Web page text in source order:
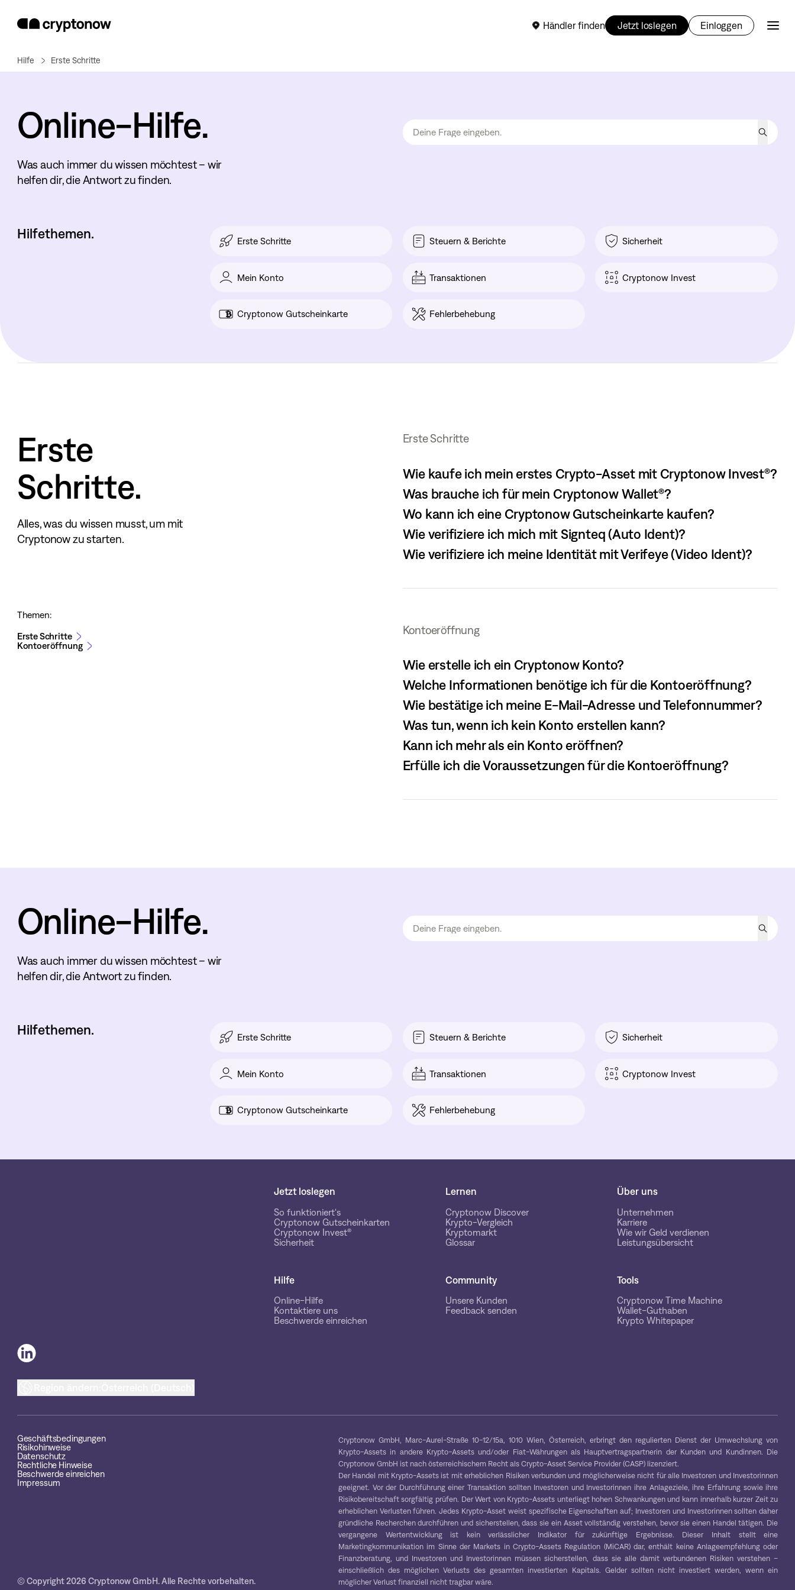
Händler finden Jetzt loslegen Einloggen
Hilfe Erste Schritte
Online-Hilfe.
Was auch immer du wissen möchtest – wir
helfen dir, die Antwort zu finden.
Hilfethemen. Erste Schritte Steuern & Berichte Sicherheit
Mein Konto Transaktionen Cryptonow Invest
Cryptonow Gutscheinkarte Fehlerbehebung
Erste
Schritte.
Alles, was du wissen musst, um mit
Cryptonow zu starten.
Themen:
Erste Schritte
Kontoeröffnung
Erste Schritte
Wie kaufe ich mein erstes Crypto-Asset mit Cryptonow Invest®?
Was brauche ich für mein Cryptonow Wallet®?
Wo kann ich eine Cryptonow Gutscheinkarte kaufen?
Wie verifiziere ich mich mit Signteq (Auto Ident)?
Wie verifiziere ich meine Identität mit Verifeye (Video Ident)?
Kontoeröffnung
Wie erstelle ich ein Cryptonow Konto?
Welche Informationen benötige ich für die Kontoeröffnung?
Wie bestätige ich meine E-Mail-Adresse und Telefonnummer?
Was tun, wenn ich kein Konto erstellen kann?
Kann ich mehr als ein Konto eröffnen?
Erfülle ich die Voraussetzungen für die Kontoeröffnung?
Online-Hilfe.
Was auch immer du wissen möchtest – wir
helfen dir, die Antwort zu finden.
Hilfethemen. Erste Schritte Steuern & Berichte Sicherheit
Mein Konto Transaktionen Cryptonow Invest
Cryptonow Gutscheinkarte Fehlerbehebung
Jetzt loslegen
So funktioniert's
Cryptonow Gutscheinkarten
Cryptonow Invest®
Sicherheit
Lernen
Cryptonow Discover
Krypto-Vergleich
Kryptomarkt
Glossar
Über uns
Unternehmen
Karriere
Wie wir Geld verdienen
Leistungsübersicht
Hilfe
Online-Hilfe
Kontaktiere uns
Beschwerde einreichen
Community
Unsere Kunden
Feedback senden
Tools
Cryptonow Time Machine
Wallet-Guthaben
Krypto Whitepaper
Geschäftsbedingungen
Risikohinweise
Datenschutz
Rechtliche Hinweise
Beschwerde einreichen
Impressum
© Copyright 2026 Cryptonow GmbH. Alle Rechte vorbehalten.
Cryptonow GmbH, Marc-Aurel-Straße 10-12/15a, 1010 Wien, Österreich, erbringt den regulierten Dienst der Umwechslung von
Krypto-Assets in andere Krypto-Assets und/oder Fiat-Währungen als Hauptvertragspartnerin der Kunden und Kundinnen. Die
Cryptonow GmbH ist nach österreichischem Recht als Crypto-Asset Service Provider (CASP) lizenziert.
Der Handel mit Krypto-Assets ist mit erheblichen Risiken verbunden und möglicherweise nicht für alle Investoren und Investorinnen
geeignet. Vor der Durchführung einer Transaktion sollten Investoren und Investorinnen ihre Anlageziele, ihre Erfahrung sowie ihre
Risikobereitschaft sorgfältig prüfen. Der Wert von Krypto-Assets unterliegt hohen Schwankungen und kann innerhalb kurzer Zeit zu
erheblichen Verlusten führen. Jedes Krypto-Asset weist spezifische Eigenschaften auf; Investoren und Investorinnen sollten daher
gründliche Recherchen durchführen und sicherstellen, dass sie ein Asset vollständig verstehen, bevor sie einen Handel tätigen. Die
vergangene Wertentwicklung ist kein verlässlicher Indikator für zukünftige Ergebnisse. Dieser Inhalt stellt eine
Marketingkommunikation im Sinne der Markets in Crypto-Assets Regulation (MiCAR) dar, enthält keine Anlageempfehlung oder
Finanzberatung, und Investoren und Investorinnen müssen sicherstellen, dass sie alle damit verbundenen Risiken verstehen –
einschließlich des möglichen Verlusts des gesamten investierten Kapitals. Gelder sollten nicht investiert werden, wenn ein
möglicher Verlust finanziell nicht tragbar wäre.